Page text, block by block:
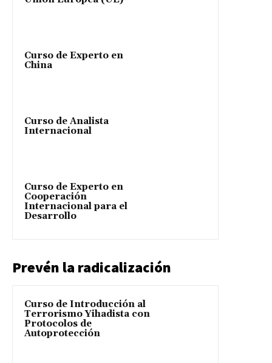
Curso de Experto en
China
Curso de Analista
Internacional
Curso de Experto en
Cooperación
Internacional para el
Desarrollo
Prevén la radicalización
Curso de Introducción al
Terrorismo Yihadista con
Protocolos de
Autoprotección